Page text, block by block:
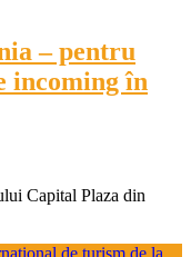
– pentru
incoming în
Capital Plaza din